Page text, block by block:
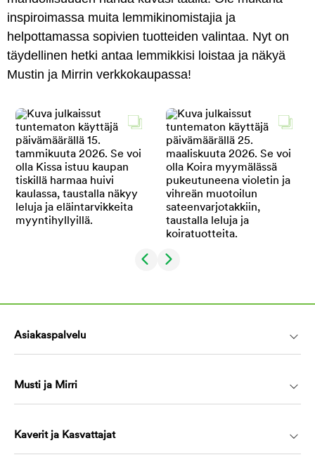
inspiroimassa muita lemmikinomistajia ja
helpottamassa sopivien tuotteiden valintaa. Nyt on
täydellinen hetki antaa lemmikkisi loistaa ja näkyä
Mustin ja Mirrin verkkokaupassa!
Asiakaspalvelu
Musti ja Mirri
Kaverit ja Kasvattajat